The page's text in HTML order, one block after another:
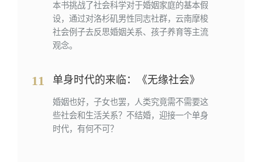
本书挑战了社会科学对于婚姻家庭的基本假
设，通过对洛杉矶男性同志社群，云南摩梭
社会例子去反思婚姻关系、孩子养育等主流
观念。
11 单身时代的来临：《无缘社会》
婚姻也好，子女也罢，人类究竟需不需要这
些社会和生活关系？不结婚，迎接一个单身
时代，有何不可？